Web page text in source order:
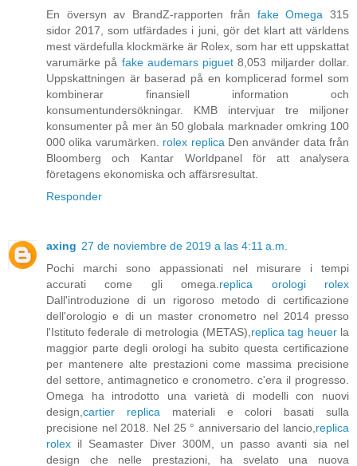
En översyn av BrandZ-rapporten från fake Omega 315
sidor 2017, som utfärdades i juni, gör det klart att världens
mest värdefulla klockmärke är Rolex, som har ett uppskattat
varumärke på fake audemars piguet 8,053 miljarder dollar.
Uppskattningen är baserad på en komplicerad formel som
kombinerar finansiell information och
konsumentundersökningar. KMB intervjuar tre miljoner
konsumenter på mer än 50 globala marknader omkring 100
000 olika varumärken. rolex replicaDen använder data från
Bloomberg och Kantar Worldpanel för att analysera
företagens ekonomiska och affärsresultat.
Responder
axing 27 de noviembre de 2019 a las 4:11 a.m.
Pochi marchi sono appassionati nel misurare i tempi
accurati come gli omega.replica orologi rolex
Dall'introduzione di un rigoroso metodo di certificazione
dell'orologio e di un master cronometro nel 2014 presso
l'Istituto federale di metrologia (METAS),replica tag heuerla
maggior parte degli orologi ha subito questa certificazione
per mantenere alte prestazioni come massima precisione
del settore, antimagnetico e cronometro. c'era il progresso.
Omega ha introdotto una varietà di modelli con nuovi
design,cartier replicamateriali e colori basati sulla
precisione nel 2018. Nel 25 ° anniversario del lancio,replica
rolex il Seamaster Diver 300M, un passo avanti sia nel
design che nelle prestazioni, ha svelato una nuova